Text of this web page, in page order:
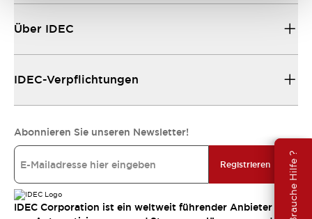
Brauche Hilfe ?
Über IDEC
IDEC-Verpflichtungen
Abonnieren Sie unseren Newsletter!
Registrieren
IDEC Corporation ist ein weltweit führender Anbieter